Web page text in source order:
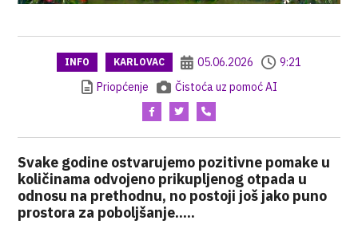
INFO KARLOVAC 05.06.2026
9:21
Priopćenje
Čistoća uz pomoć AI
Svake godine ostvarujemo pozitivne pomake u
količinama odvojeno prikupljenog otpada u
odnosu na prethodnu, no postoji još jako puno
prostora za poboljšanje.....